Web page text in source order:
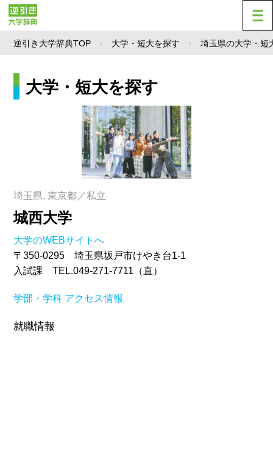
逆引き大学辞典TOP 大学・短大を探す 埼玉県の大学・短
大学・短大を探す
埼玉県, 東京都／私立
城西大学
大学のWEBサイトへ
〒350-0295 埼玉県坂戸市けやき台1-1
入試課 TEL.049-271-7711（直）
学部・学科 アクセス情報
就職情報